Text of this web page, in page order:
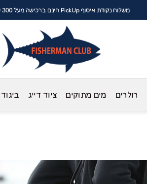
משלוח נקודת איסוף PickUp חינם ברכישה מעל 300 ש"ח באתר
רולרים מים מתוקים ציוד דייג